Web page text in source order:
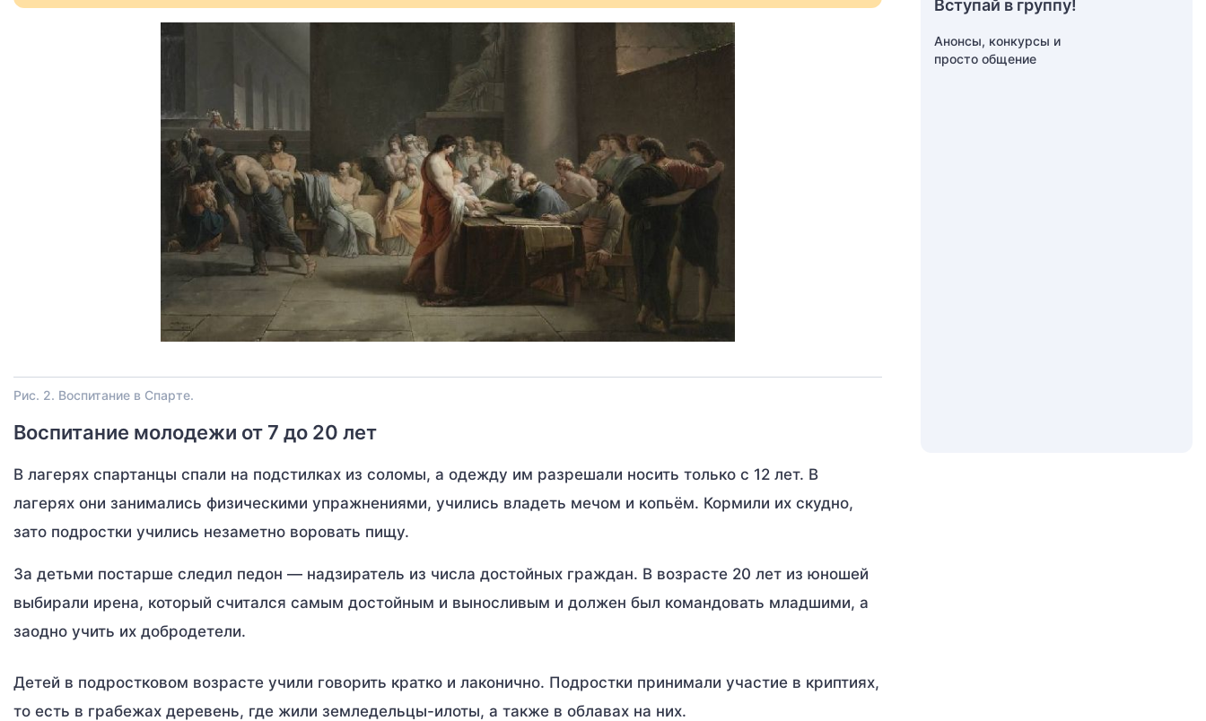
Рис. 2. Воспитание в Спарте.
Воспитание молодежи от 7 до 20 лет
В лагерях спартанцы спали на подстилках из соломы, а одежду им разрешали носить только с 12 лет. В
лагерях они занимались физическими упражнениями, учились владеть мечом и копьём. Кормили их скудно,
зато подростки учились незаметно воровать пищу.
За детьми постарше следил педон — надзиратель из числа достойных граждан. В возрасте 20 лет из юношей
выбирали ирена, который считался самым достойным и выносливым и должен был командовать младшими, а
заодно учить их добродетели.
Детей в подростковом возрасте учили говорить кратко и лаконично. Подростки принимали участие в криптиях,
то есть в грабежах деревень, где жили земледельцы-илоты, а также в облавах на них.
Вступай в группу!
Анонсы, конкурсы и
просто общение